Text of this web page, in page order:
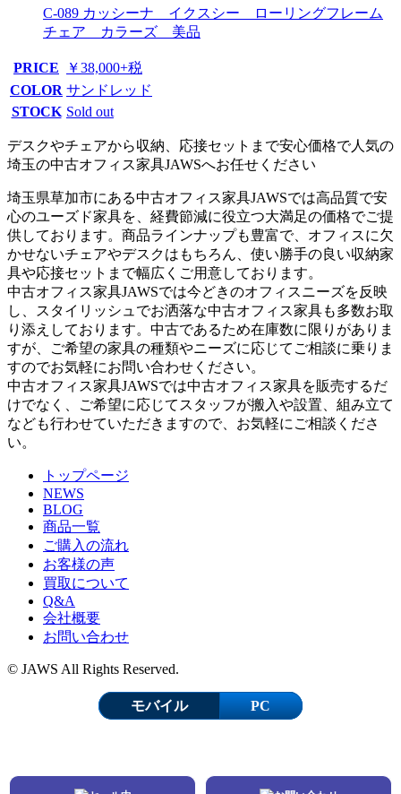
C-089 カッシーナ イクスシー ローリングフレーム
チェア カラーズ 美品
PRICE
￥38,000+税
COLOR サンドレッド
STOCK Sold out
デスクやチェアから収納、応接セットまで安心価格で人気の
埼玉の中古オフィス家具JAWSへお任せください
埼玉県草加市にある中古オフィス家具JAWSでは高品質で安
心のユーズド家具を、経費節減に役立つ大満足の価格でご提
供しております。商品ラインナップも豊富で、オフィスに欠
かせないチェアやデスクはもちろん、使い勝手の良い収納家
具や応接セットまで幅広くご用意しております。
中古オフィス家具JAWSでは今どきのオフィスニーズを反映
し、スタイリッシュでお洒落な中古オフィス家具も多数お取
り添えしております。中古であるため在庫数に限りがありま
すが、ご希望の家具の種類やニーズに応じてご相談に乗りま
すのでお気軽にお問い合わせください。
中古オフィス家具JAWSでは中古オフィス家具を販売するだ
けでなく、ご希望に応じてスタッフが搬入や設置、組み立て
なども行わせていただきますので、お気軽にご相談くださ
い。
トップページ
NEWS
BLOG
商品一覧
ご購入の流れ
お客様の声
買取について
Q&A
会社概要
お問い合わせ
© JAWS All Rights Reserved.
モバイル PC